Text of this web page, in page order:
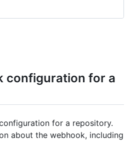
configuration for a
for a repository.
about the webhook, including